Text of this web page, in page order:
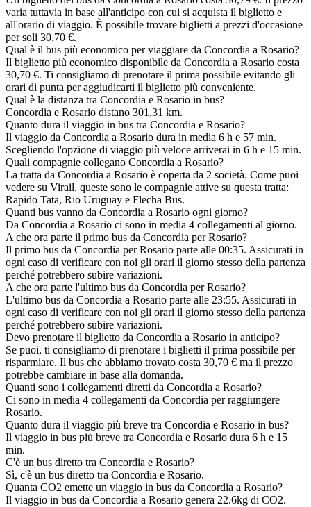
varia tuttavia in base all'anticipo con cui si acquista il biglietto e
all'orario di viaggio. È possibile trovare biglietti a prezzi d'occasione
per soli 30,70 €.
Qual è il bus più economico per viaggiare da Concordia a Rosario?
Il biglietto più economico disponibile da Concordia a Rosario costa
30,70 €. Ti consigliamo di prenotare il prima possibile evitando gli
orari di punta per aggiudicarti il biglietto più conveniente.
Qual è la distanza tra Concordia e Rosario in bus?
Concordia e Rosario distano 301,31 km.
Quanto dura il viaggio in bus tra Concordia e Rosario?
Il viaggio da Concordia a Rosario dura in media 6 h e 57 min.
Scegliendo l'opzione di viaggio più veloce arriverai in 6 h e 15 min.
Quali compagnie collegano Concordia a Rosario?
La tratta da Concordia a Rosario è coperta da 2 società. Come puoi
vedere su Virail, queste sono le compagnie attive su questa tratta:
Rapido Tata, Rio Uruguay e Flecha Bus.
Quanti bus vanno da Concordia a Rosario ogni giorno?
Da Concordia a Rosario ci sono in media 4 collegamenti al giorno.
A che ora parte il primo bus da Concordia per Rosario?
Il primo bus da Concordia per Rosario parte alle 00:35. Assicurati in
ogni caso di verificare con noi gli orari il giorno stesso della partenza
perché potrebbero subire variazioni.
A che ora parte l'ultimo bus da Concordia per Rosario?
L'ultimo bus da Concordia a Rosario parte alle 23:55. Assicurati in
ogni caso di verificare con noi gli orari il giorno stesso della partenza
perché potrebbero subire variazioni.
Devo prenotare il biglietto da Concordia a Rosario in anticipo?
Se puoi, ti consigliamo di prenotare i biglietti il prima possibile per
risparmiare. Il bus che abbiamo trovato costa 30,70 € ma il prezzo
potrebbe cambiare in base alla domanda.
Quanti sono i collegamenti diretti da Concordia a Rosario?
Ci sono in media 4 collegamenti da Concordia per raggiungere
Rosario.
Quanto dura il viaggio più breve tra Concordia e Rosario in bus?
Il viaggio in bus più breve tra Concordia e Rosario dura 6 h e 15
min.
C'è un bus diretto tra Concordia e Rosario?
Sì, c'è un bus diretto tra Concordia e Rosario.
Quanta CO2 emette un viaggio in bus da Concordia a Rosario?
Il viaggio in bus da Concordia a Rosario genera 22.6kg di CO2.